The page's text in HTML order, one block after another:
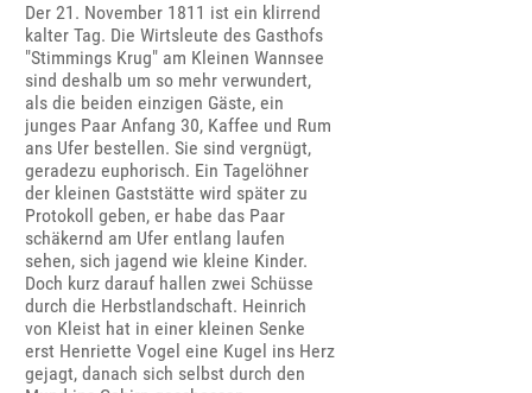
Der 21. November 1811 ist ein klirrend
kalter Tag. Die Wirtsleute des Gasthofs
"Stimmings Krug" am Kleinen Wannsee
sind deshalb um so mehr verwundert,
als die beiden einzigen Gäste, ein
junges Paar Anfang 30, Kaffee und Rum
ans Ufer bestellen. Sie sind vergnügt,
geradezu euphorisch. Ein Tagelöhner
der kleinen Gaststätte wird später zu
Protokoll geben, er habe das Paar
schäkernd am Ufer entlang laufen
sehen, sich jagend wie kleine Kinder.
Doch kurz darauf hallen zwei Schüsse
durch die Herbstlandschaft. Heinrich
von Kleist hat in einer kleinen Senke
erst Henriette Vogel eine Kugel ins Herz
gejagt, danach sich selbst durch den